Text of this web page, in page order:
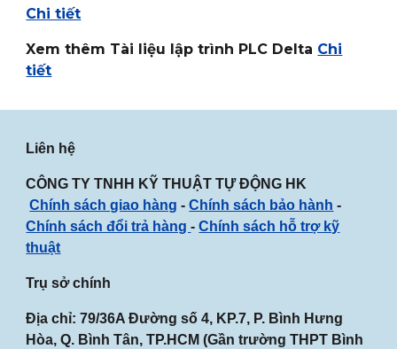
Chi tiết
Xem thêm Tài liệu lập trình PLC Delta Chi
tiết
Liên hệ
CÔNG TY TNHH KỸ THUẬT TỰ ĐỘNG HK
Chính sách giao hàng - Chính sách bảo hành -
Chính sách đổi trả hàng- Chính sách hỗ trợ kỹ
thuật
Trụ sở chính
Địa chỉ: 79/36A Đường số 4, KP.7, P. Bình Hưng
Hòa, Q. Bình Tân, TP.HCM (Gần trường THPT Bình